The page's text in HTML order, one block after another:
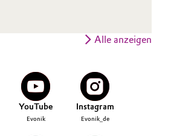
Alle anzeigen
YouTube
Evonik
Instagram
Evonik_de